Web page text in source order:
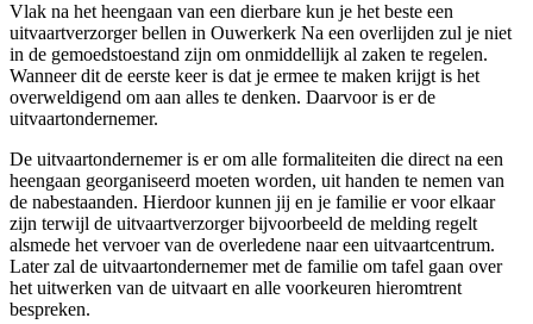
Vlak na het heengaan van een dierbare kun je het beste een
uitvaartverzorger bellen in Ouwerkerk Na een overlijden zul je niet
in de gemoedstoestand zijn om onmiddellijk al zaken te regelen.
Wanneer dit de eerste keer is dat je ermee te maken krijgt is het
overweldigend om aan alles te denken. Daarvoor is er de
uitvaartondernemer.
De uitvaartondernemer is er om alle formaliteiten die direct na een
heengaan georganiseerd moeten worden, uit handen te nemen van
de nabestaanden. Hierdoor kunnen jij en je familie er voor elkaar
zijn terwijl de uitvaartverzorger bijvoorbeeld de melding regelt
alsmede het vervoer van de overledene naar een uitvaartcentrum.
Later zal de uitvaartondernemer met de familie om tafel gaan over
het uitwerken van de uitvaart en alle voorkeuren hieromtrent
bespreken.